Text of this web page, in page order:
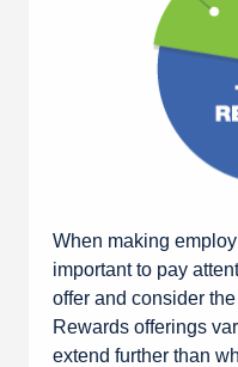
When making
important to pay
offer and consider
Rewards offerings
extend further than